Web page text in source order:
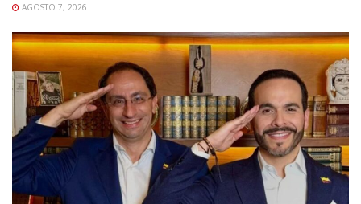
AGOSTO 7, 2026